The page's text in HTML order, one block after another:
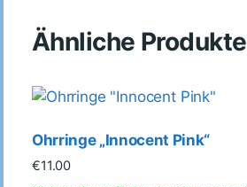
Ähnliche Produkte
Ohrringe „Innocent Pink“
€11.00